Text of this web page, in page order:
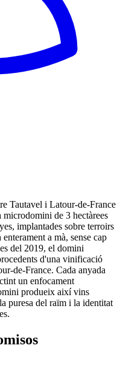
Tautavel i Latour-de-France
microdomini de 3 hectàrees
implantades sobre terroirs
a mà, sense cap
del 2019, el domini
d'una vinificació
de-France. Cada anyada
un enfocament
produeix així vins
puresa del raïm i la identitat